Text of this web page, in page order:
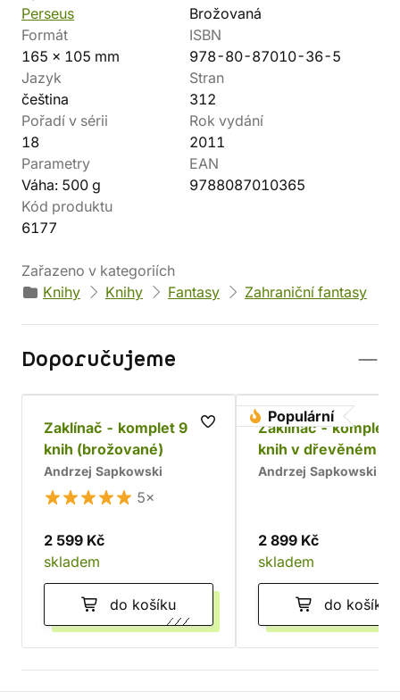
Perseus
Brožovaná
Formát
165 x 105 mm
ISBN
978-80-87010-36-5
Jazyk
čeština
Stran
312
Pořadí v sérii
18
Rok vydání
2011
Parametry
Váha: 500 g
EAN
9788087010365
Kód produktu
6177
Zařazeno v kategoriích
Knihy
Knihy Fantasy Zahraniční fantasy
Doporučujeme
Zaklínač - komplet 9
knih (brožované)
Andrzej Sapkowski
5×
2 599 Kč
skladem
do košíku
Populární
Zaklínač - komplet
knih v dřevěném
Chrám
Andrzej Sapkowski
2 899 Kč
skladem
do košíku